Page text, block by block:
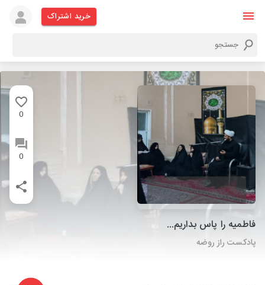
خرید اشتراک
0
0
فاطمیه را پاس بداریم...
پادکست راز روضه